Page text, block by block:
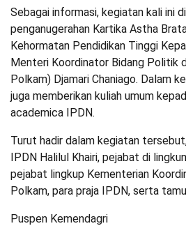
Sebagai informasi, kegiatan kali ini
penganugerahan Kartika Astha
Kehormatan Pendidikan Tinggi
Menteri Koordinator Bidang Politik
Polkam) Djamari Chaniago. Dalam
juga memberikan kuliah umum
academica IPDN.
Turut hadir dalam kegiatan
IPDN Halilul Khairi, pejabat di
pejabat lingkup Kementerian
Polkam, para praja IPDN, serta
Puspen Kemendagri